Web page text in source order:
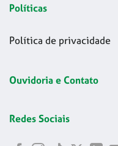
Políticas
Política de privacidade
Ouvidoria e Contato
Redes Sociais